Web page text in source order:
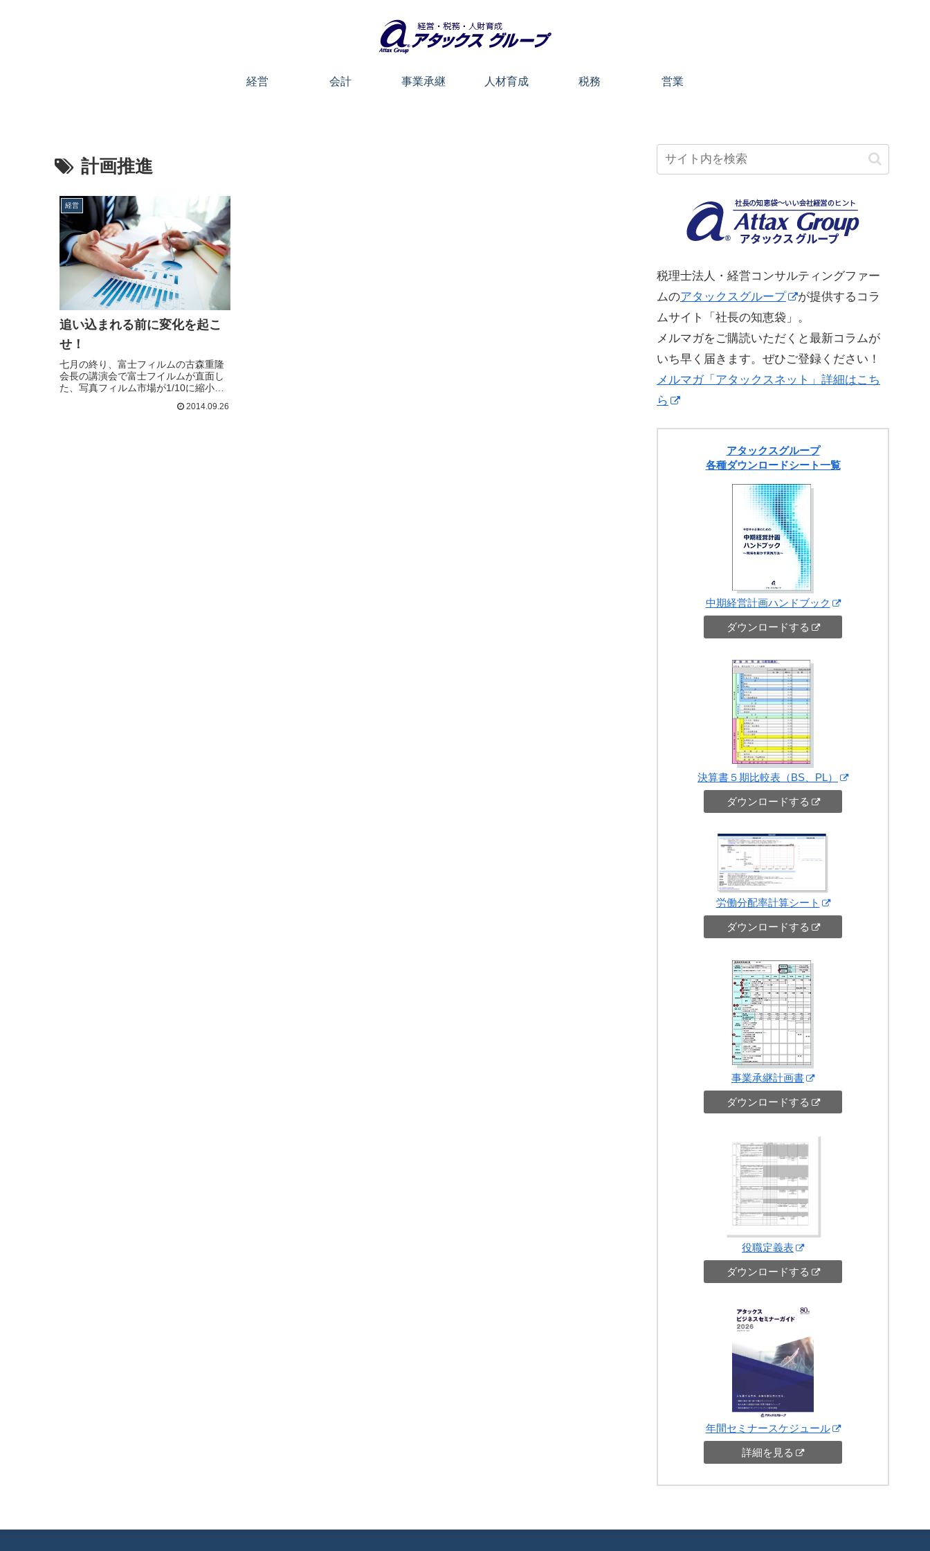
経営 会計 事業承継 人材育成 税務 営業
計画推進
経営
追い込まれる前に変化を起こ
せ！
七月の終り、富士フィルムの古森重隆
会長の講演会で富士フイルムが直面し
た、写真フィルム市場が1/10に縮小…
2014.09.26
税理士法人・経営コンサルティングファー
ムのアタックスグループ
が提供するコラ
ムサイト「社長の知恵袋」。
メルマガをご購読いただくと最新コラムが
いち早く届きます。ぜひご登録ください！
メルマガ「アタックスネット」詳細はこち
ら
アタックスグループ
各種ダウンロードシート一覧
中期経営計画ハンドブック
ダウンロードする
決算書５期比較表（BS、PL）
ダウンロードする
労働分配率計算シート
ダウンロードする
事業承継計画書
ダウンロードする
役職定義表
ダウンロードする
年間セミナースケジュール
詳細を見る